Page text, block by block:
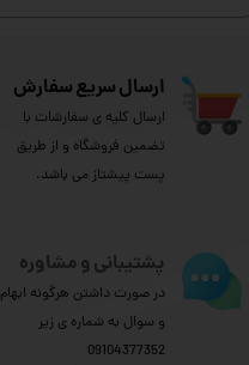
ارسال سریع سفارش
ارسال کلیه ی سفارشات با
تضمین فروشگاه و از طریق
پست پیشتاز می باشد.
پشتیبانی و مشاوره
در صورت داشتن هرگونه ابهام
و سوال به شماره ی زیر
09104377352